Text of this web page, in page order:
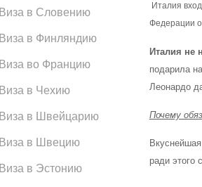
Виза в Словению
Виза в Финляндию
Виза во Францию
Виза в Чехию
Виза в Швейцарию
Виза в Швецию
Виза в Эстонию
Италия
Федерации
Италия не
подарила
Леонардо
Почему
ради этого